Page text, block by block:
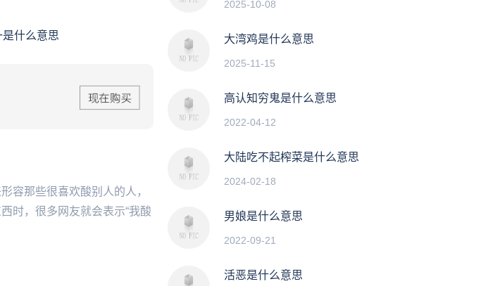
什么意思
容那些很喜欢酸别人的人，
时，很多网友就会表示“我酸
2025-10-08
大湾鸡是什么意思
2025-11-15
高认知穷鬼是什么意思
2022-04-12
大陆吃不起榨菜是什么意思
2024-02-18
男娘是什么意思
2022-09-21
活恶是什么意思